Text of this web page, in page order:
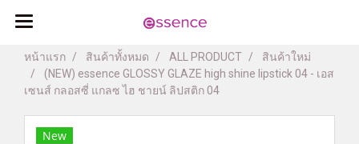
หน้าแรก สินค้าทั้งหมด ALL PRODUCT
สินค้าใหม่
(NEW) essence GLOSSY GLAZE high shine lipstick 04 - เอส
เซนส์ กลอสซี่ แกลซ ไฮ ชายน์ ลิปสติก 04
New